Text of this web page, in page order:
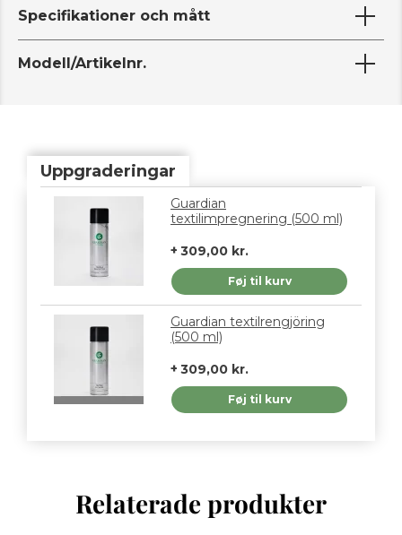
Specifikationer och mått
Modell/Artikelnr.
Uppgraderingar
Guardian
textilimpregnering (500 ml)
309,00 kr.
Føj til kurv
Guardian textilrengjöring
(500 ml)
309,00 kr.
Føj til kurv
Relaterade produkter